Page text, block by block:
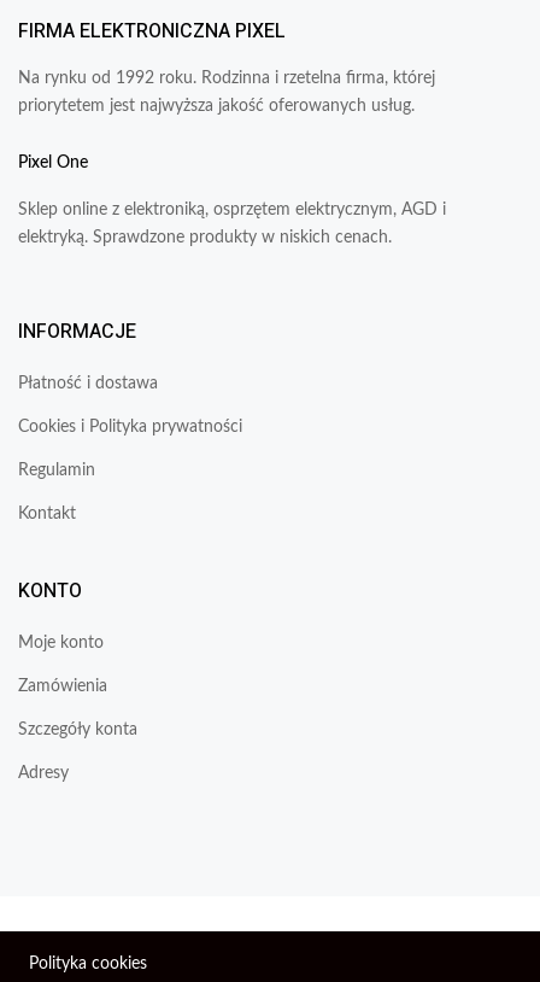
FIRMA ELEKTRONICZNA PIXEL
Na rynku od 1992 roku. Rodzinna i rzetelna firma, której
priorytetem jest najwyższa jakość oferowanych usług.
Pixel One
Sklep online z elektroniką, osprzętem elektrycznym, AGD i
elektryką. Sprawdzone produkty w niskich cenach.
INFORMACJE
Płatność i dostawa
Cookies i Polityka prywatności
Regulamin
Kontakt
KONTO
Moje konto
Zamówienia
Szczegóły konta
Adresy
Wszelkie prawa zastrzeżone © 2026 | Firma Elektroniczna
Polityka cookies